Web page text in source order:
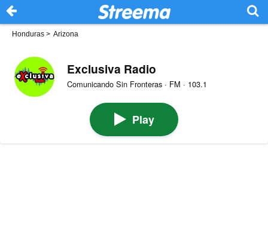
Honduras > Arizona
Exclusiva Radio
Comunicando Sin Fronteras · FM · 103.1
Play